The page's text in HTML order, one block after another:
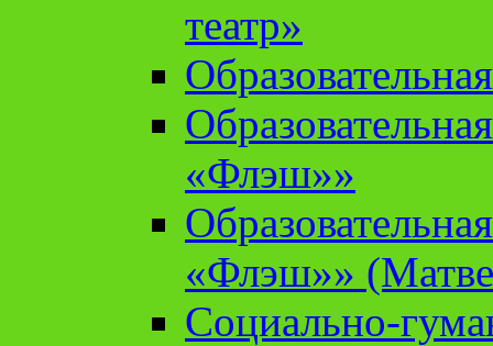
театр»
«Флэш»»
«Флэш»»
Социально-